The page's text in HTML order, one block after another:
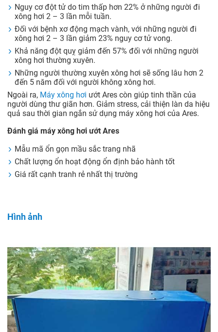
Nguy cơ đột tử do tim thấp hơn 22% ở những người đi
xông hơi 2 – 3 lần mỗi tuần.
Đối với bệnh xơ động mạch vành, với những người đi
xông hơi 2 – 3 lần giảm 23% nguy cơ tử vong.
Khả năng đột quỵ giảm đến 57% đối với những người
xông hơi thường xuyên.
Những người thường xuyên xông hơi sẽ sống lâu hơn 2
đến 5 năm đối với người không xông hơi.
Ngoài ra, Máy xông hơi ướt Ares còn giúp tinh thần của
người dùng thư giãn hơn. Giảm stress, cải thiện làn da hiệu
quả sau thời gian ngắn sử dụng máy xông hơi của Ares.
Đánh giá máy xông hơi ướt Ares
Mẫu mã ổn gọn mầu sắc trang nhã
Chất lượng ổn hoạt động ổn định bảo hành tốt
Giá rất cạnh tranh rẻ nhất thị trường
Hình ảnh